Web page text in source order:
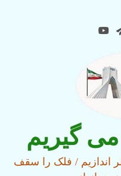
می گیریم
اندازیم / فلک را سقف